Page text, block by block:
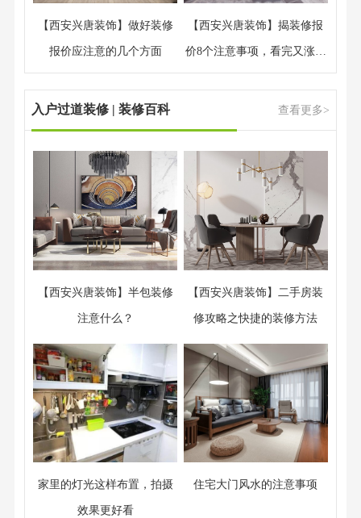
【西安兴唐装饰】做好装修
报价应注意的几个方面
【西安兴唐装饰】揭装修报
价8个注意事项，看完又涨知
识了
入户过道装修 | 装修百科 查看更多>
【西安兴唐装饰】半包装修
注意什么？
【西安兴唐装饰】二手房装
修攻略之快捷的装修方法
家里的灯光这样布置，拍摄
效果更好看
住宅大门风水的注意事项